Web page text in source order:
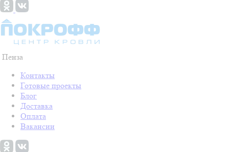
Пенза
Контакты
Готовые проекты
Блог
Доставка
Оплата
Вакансии